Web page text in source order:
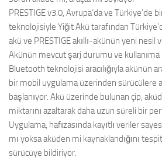
PRESTIGE v3.0, Avrupa’da ve Türkiye’de
teknolojisiyle Yiğit Akü tarafından
akü ve PRESTIGE akıllı-akünün yeni
Akünün mevcut şarj durumu ve kullanıma
Bluetooth teknolojisi aracılığıyla akünün
bir mobil uygulama üzerinden sürücülere
başlanıyor. Akü üzerinde bulunan çip,
miktarını azaltarak daha uzun süreli bir
Uygulama, hafızasında kayıtlı veriler
mı yoksa aküden mi kaynaklandığını
sürücüye bildiriyor.